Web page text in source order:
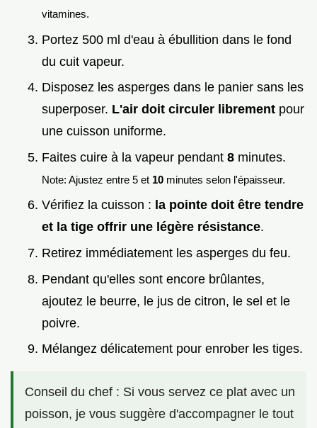
vitamines.
Portez 500 ml d'eau à ébullition dans le fond
du cuit vapeur.
Disposez les asperges dans le panier sans les
superposer. L'air doit circuler librement pour
une cuisson uniforme.
Faites cuire à la vapeur pendant 8 minutes.
Note: Ajustez entre 5 et 10 minutes selon l'épaisseur.
Vérifiez la cuisson : la pointe doit être tendre
et la tige offrir une légère résistance.
Retirez immédiatement les asperges du feu.
Pendant qu'elles sont encore brûlantes,
ajoutez le beurre, le jus de citron, le sel et le
poivre.
Mélangez délicatement pour enrober les tiges.
Conseil du chef : Si vous servez ce plat avec un
poisson, je vous suggère d'accompagner le tout